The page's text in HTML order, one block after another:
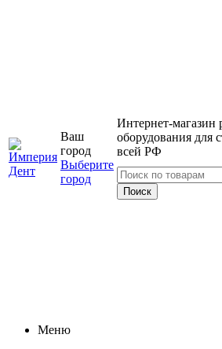
Ваш
город
Выберите
город
Интернет-магазин
оборудования для
всей РФ
Меню